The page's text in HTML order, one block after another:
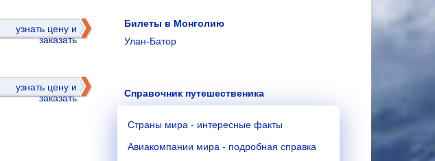
узнать цену и
заказать
узнать цену и
заказать
Билеты в Монголию
Улан-Батор
Справочник путешественика
Страны мира - интересные факты
Авиакомпании мира - подробная справка